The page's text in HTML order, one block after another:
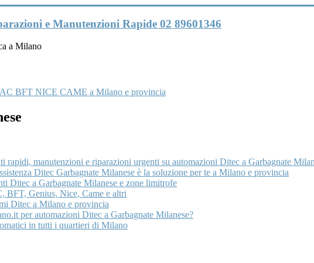
e Manutenzioni Rapide 02 89601346
a Milano
BFT NICE CAME a Milano e provincia
rapidi, manutenzioni e riparazioni urgenti su automazioni Ditec a Garbagnate
Ditec Garbagnate Milanese è la soluzione per te a Milano e provincia
Ditec a Garbagnate Milanese e zone limitrofe
BFT, Genius, Nice, Came e altri
Ditec a Milano e provincia
per automazioni Ditec a Garbagnate Milanese?
in tutti i quartieri di Milano